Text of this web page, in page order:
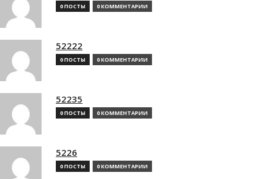
0 ПОСТЫ 0 КОММЕНТАРИИ
52222
0 ПОСТЫ 0 КОММЕНТАРИИ
52235
0 ПОСТЫ 0 КОММЕНТАРИИ
5226
0 ПОСТЫ 0 КОММЕНТАРИИ